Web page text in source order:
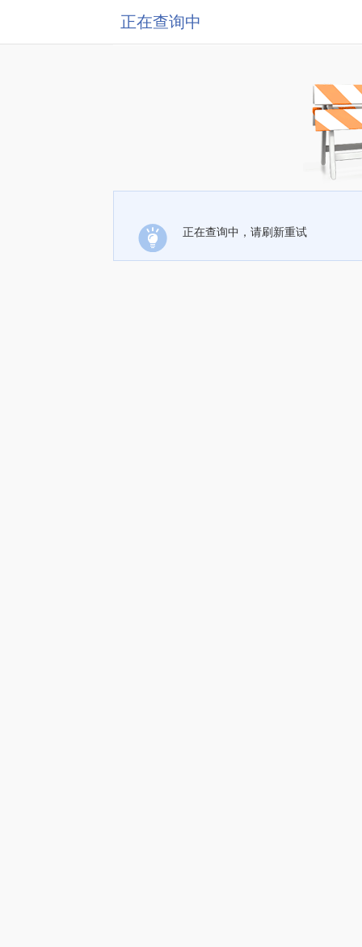
正在查询中
正在查询中，请刷新重试